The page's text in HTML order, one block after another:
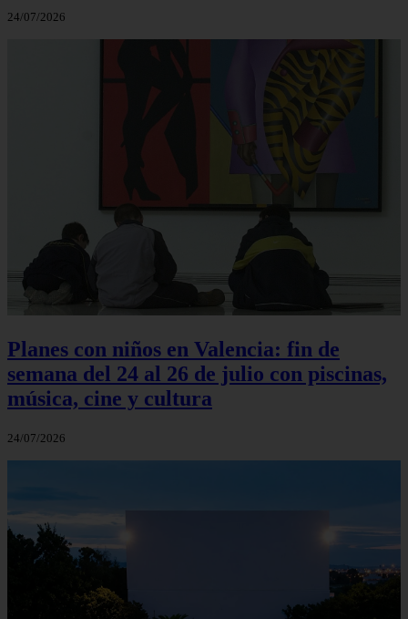
24/07/2026
Planes con niños en Valencia: fin de
semana del 24 al 26 de julio con piscinas,
música, cine y cultura
24/07/2026